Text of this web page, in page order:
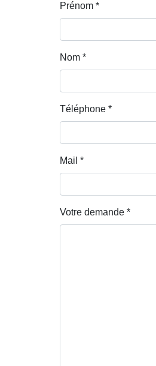
Prénom *
Nom *
Téléphone *
Mail *
Votre demande *